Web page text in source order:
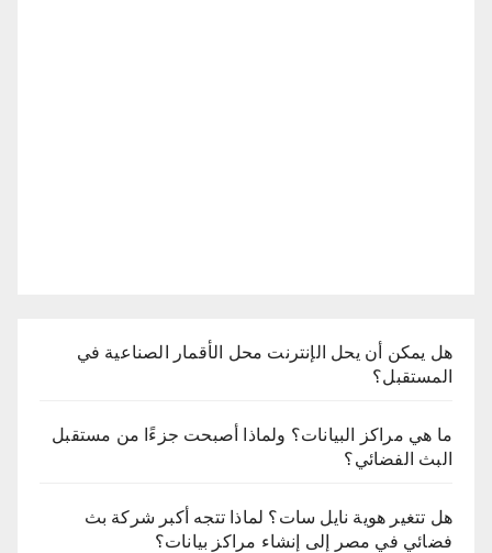
هل يمكن أن يحل الإنترنت محل الأقمار الصناعية في
المستقبل؟
ما هي مراكز البيانات؟ ولماذا أصبحت جزءًا من مستقبل
البث الفضائي؟
هل تتغير هوية نايل سات؟ لماذا تتجه أكبر شركة بث
فضائي في مصر إلى إنشاء مراكز بيانات؟